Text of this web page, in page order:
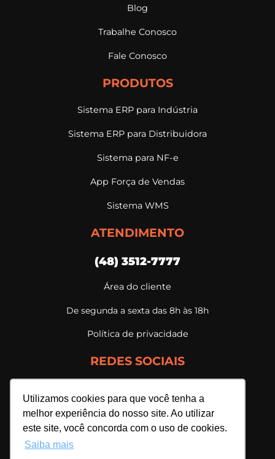
Utilizamos cookies para que você tenha a
melhor experiência do nosso site. Ao utilizar
este site, você concorda com o uso de cookies.
Saiba mais
Blog
Trabalhe Conosco
Fale Conosco
PRODUTOS
Sistema ERP para Indústria
Sistema ERP para Distribuidora
Sistema para NF-e
App Força de Vendas
Sistema WMS
ATENDIMENTO
(48) 3512-7777
Área do cliente
De segunda a sexta das 8h às 18h
Política de privacidade
REDES SOCIAIS